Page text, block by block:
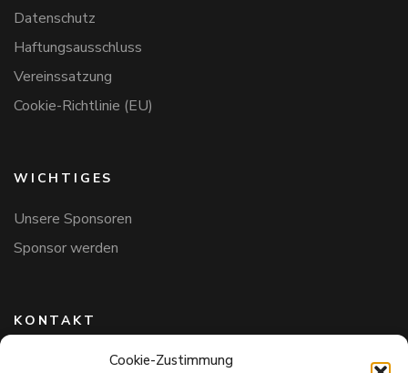
Cookie-Zustimmung
Datenschutz
Haftungsausschluss
Vereinssatzung
Cookie-Richtlinie (EU)
WICHTIGES
Unsere Sponsoren
Sponsor werden
KONTAKT
Hundefreunde in Bayern e.V.